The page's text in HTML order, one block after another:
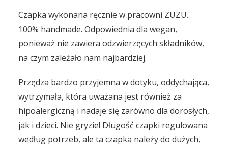
Czapka wykonana ręcznie w pracowni ZUZU.
100% handmade. Odpowiednia dla wegan,
ponieważ nie zawiera odzwierzęcych składników,
na czym zależało nam najbardziej.
Przędza bardzo przyjemna w dotyku, oddychająca,
wytrzymała, która uważana jest również za
hipoalergiczną i nadaje się zarówno dla dorosłych,
jak i dzieci. Nie gryzie! Długość czapki regulowana
według potrzeb, ale ta czapka należy do dużych,